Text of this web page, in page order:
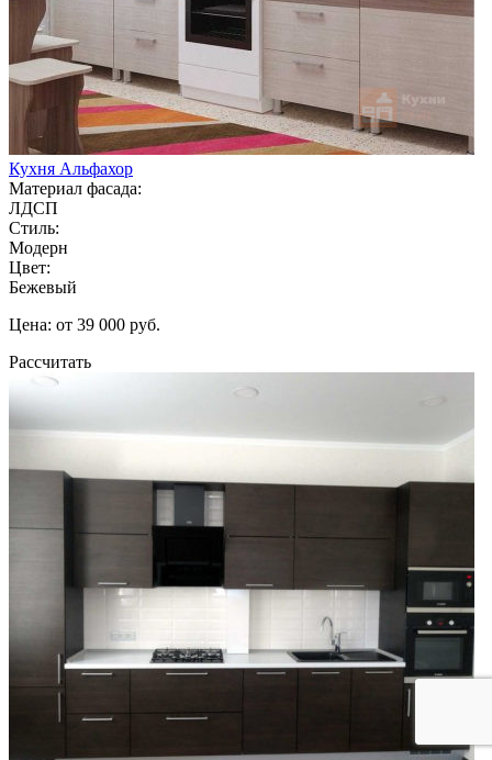
Кухня Альфахор
Материал фасада:
ЛДСП
Стиль:
Модерн
Цвет:
Бежевый
Цена: от 39 000 руб.
Рассчитать